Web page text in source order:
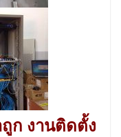
ก งานติดตั้ง